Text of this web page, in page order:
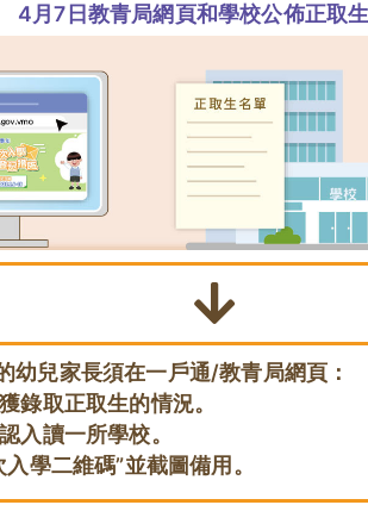
4月7日教青局網頁和學校公佈正取
幼兒家長須在一戶通/教青局網頁：
錄取正取生的情況。
入讀一所學校。
學二維碼”並截圖備用。